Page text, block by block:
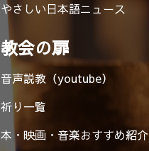
やさしい日本語ニュース
教会の扉
音声説教（youtube）
祈り一覧
本・映画・音楽おすすめ紹介